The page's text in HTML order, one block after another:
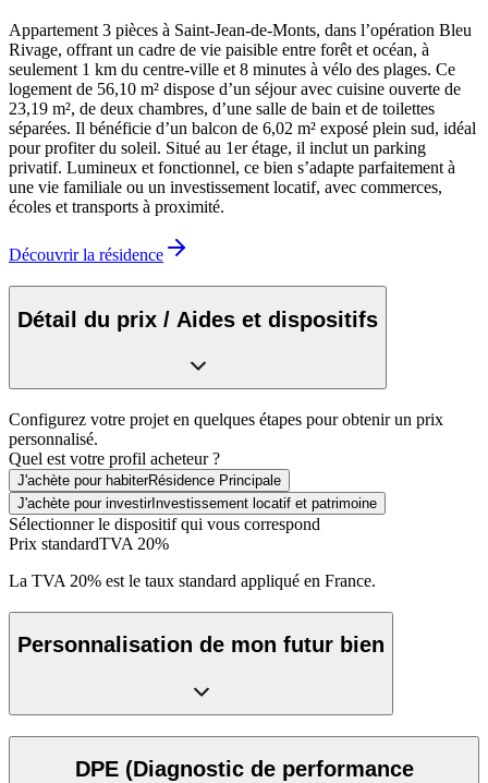
Appartement 3 pièces à Saint-Jean-de-Monts, dans l’opération Bleu
Rivage, offrant un cadre de vie paisible entre forêt et océan, à
seulement 1 km du centre-ville et 8 minutes à vélo des plages. Ce
logement de 56,10 m² dispose d’un séjour avec cuisine ouverte de
23,19 m², de deux chambres, d’une salle de bain et de toilettes
séparées. Il bénéficie d’un balcon de 6,02 m² exposé plein sud, idéal
pour profiter du soleil. Situé au 1er étage, il inclut un parking
privatif. Lumineux et fonctionnel, ce bien s’adapte parfaitement à
une vie familiale ou un investissement locatif, avec commerces,
écoles et transports à proximité.
Découvrir la résidence
Détail du prix / Aides et dispositifs
Configurez votre projet en quelques étapes pour obtenir un prix
personnalisé.
Quel est votre profil acheteur ?
J'achète pour habiterRésidence Principale
J'achète pour investirInvestissement locatif et patrimoine
Sélectionner le dispositif qui vous correspond
Prix standardTVA 20%
La TVA 20% est le taux standard appliqué en France.
Personnalisation de mon futur bien
DPE (Diagnostic de performance